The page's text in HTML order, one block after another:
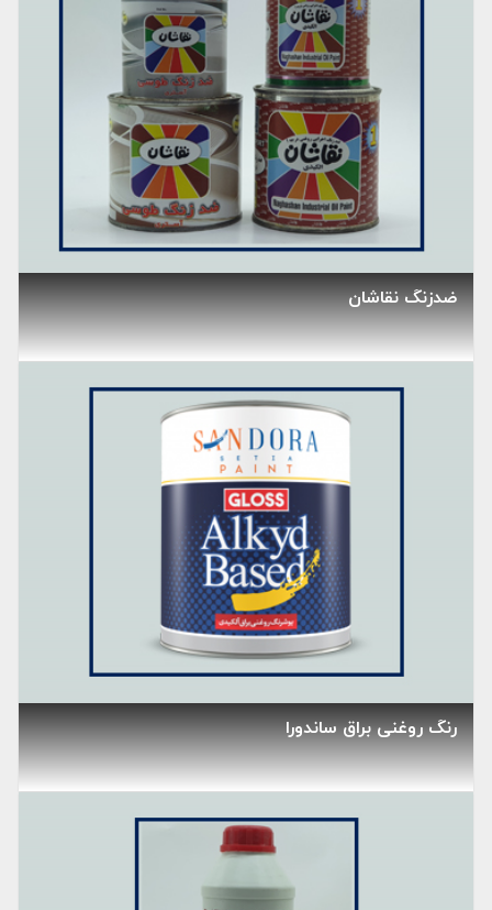
ضدزنگ نقاشان
رنگ روغنی براق ساندورا